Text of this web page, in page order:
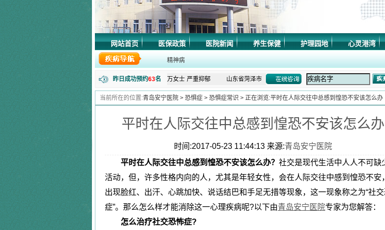
网站首页 医保政策 医院新闻 养生保健 护理园地 心灵港湾
精神病
|
失眠症
|
焦虑症
|
昨日成功预约63名
程女士 抑郁失眠 山东省济南市
郭先生 精神障碍 山东省莱芜市
周先生
万女士 严重抑郁 山东省菏泽市
田先生 强迫症 山东省济南市
马先生 精神分裂 山东省潍坊市
陈女士 植物神经紊乱 山东省德州市
李先生 恐惧症 山东省济南市
腾先生 失眠抑郁 山东省聊城市
黄女士 焦虑症 山东省东营市
林先生 神经衰弱症 山东省泰安市
朱女士 失眠
当前所在的位置:青岛安宁医院 > 恐惧症 > 恐惧症常识 > 正在浏览:平时在人际交往中总感到惶恐不安该怎么办
平时在人际交往中总感到惶恐不安该怎么办
时间:2017-05-23 11:44:13 来源:青岛安宁医院
平时在人际交往中总感到惶恐不安该怎么办？ 社交是现代生活中人人不可缺
活动，但，许多性格内向的人，尤其是年轻女性，会在人际交往中感到惶恐不安
出现脸红、出汗、心跳加快、说话结巴和手足无措等现象，这一现象称之为“社
症”。那么怎么样才能消除这一心理疾病呢?以下由青岛安宁医院专家为您解答：
怎么治疗社交恐怖症?